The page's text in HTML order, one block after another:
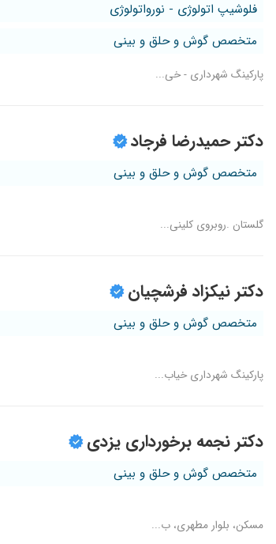
فلوشیپ اتولوژی - نورواتولوژی
متخصص گوش و حلق و بینی
پارکینگ شهرداری - خی...
دکتر حمیدرضا فرجاد
متخصص گوش و حلق و بینی
گلستان .روبروی کلینی...
دکتر نیکزاد فرشچیان
متخصص گوش و حلق و بینی
پارکینگ شهرداری خیاب...
دکتر نجمه برخورداری یزدی
متخصص گوش و حلق و بینی
مسکن، بلوار مطهری، ب...